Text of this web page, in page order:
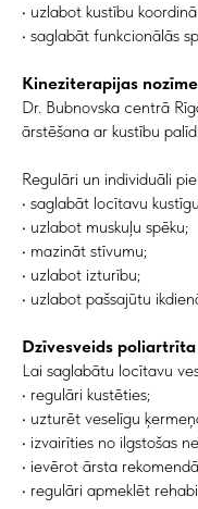
• uzlabot kustību
• saglabāt funkcionālās
Kineziterapijas nozīme
Dr. Bubnovska centrā
ārstēšana ar kustību
Regulāri un individuāli
• saglabāt locītavu
• uzlabot muskuļu spēku;
• mazināt stīvumu;
• uzlabot izturību;
• uzlabot pašsajūtu
Dzīvesveids
Lai saglabātu locītavu
• regulāri kustēties;
• uzturēt veselīgu
• izvairīties no ilgstošas
• ievērot ārsta
• regulāri apmeklēt